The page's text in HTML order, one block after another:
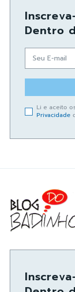
Dentro
Li e aceito
Privacidade